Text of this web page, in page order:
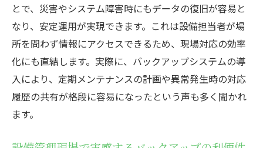
とで、災害やシステム障害時にもデータの復旧が容易と
なり、安定運用が実現できます。これは設備担当者が場
所を問わず情報にアクセスできるため、現場対応の効率
化にも直結します。実際に、バックアップシステムの導
入により、定期メンテナンスの計画や異常発生時の対応
履歴の共有が格段に容易になったという声も多く聞かれ
ます。